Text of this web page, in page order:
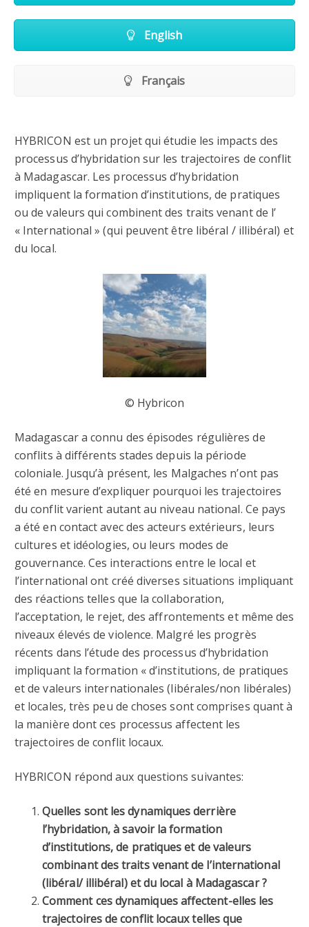
English
Français
HYBRICON est un projet qui étudie les impacts des
processus d’hybridation sur les trajectoires de conflit
à Madagascar. Les processus d’hybridation
impliquent la formation d’institutions, de pratiques
ou de valeurs qui combinent des traits venant de l’
« International » (qui peuvent être libéral / illibéral) et
du local.
© Hybricon
Madagascar a connu des épisodes régulières de
conflits à différents stades depuis la période
coloniale. Jusqu’à présent, les Malgaches n’ont pas
été en mesure d’expliquer pourquoi les trajectoires
du conflit varient autant au niveau national. Ce pays
a été en contact avec des acteurs extérieurs, leurs
cultures et idéologies, ou leurs modes de
gouvernance. Ces interactions entre le local et
l’international ont créé diverses situations impliquant
des réactions telles que la collaboration,
l’acceptation, le rejet, des affrontements et même des
niveaux élevés de violence. Malgré les progrès
récents dans l’étude des processus d’hybridation
impliquant la formation « d’institutions, de pratiques
et de valeurs internationales (libérales/non libérales)
et locales, très peu de choses sont comprises quant à
la manière dont ces processus affectent les
trajectoires de conflit locaux.
HYBRICON répond aux questions suivantes:
Quelles sont les dynamiques derrière
l’hybridation, à savoir la formation
d’institutions, de pratiques et de valeurs
combinant des traits venant de l’international
(libéral/ illibéral) et du local à Madagascar ?
Comment ces dynamiques affectent-elles les
trajectoires de conflit locaux telles que